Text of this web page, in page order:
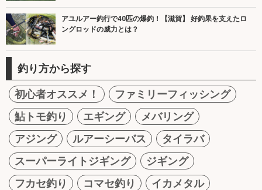
アユルアー釣行で40匹の爆釣！【滋賀】 好釣果を支えたロ
ングロッドの威力とは？
釣り方から探す
初心者オススメ！
ファミリーフィッシング
鮎トモ釣り
エギング
メバリング
アジング
ルアーシーバス
タイラバ
スーパーライトジギング
ジギング
フカセ釣り
コマセ釣り
イカメタル